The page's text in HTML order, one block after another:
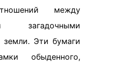
между
земли. Эти бумаги
обыденного,